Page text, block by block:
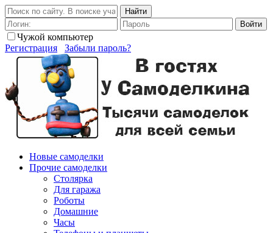
Найти
Войти
Чужой компьютер
Регистрация
Забыли пароль?
Новые самоделки
Прочие самоделки
Столярка
Для гаража
Роботы
Домашние
Часы